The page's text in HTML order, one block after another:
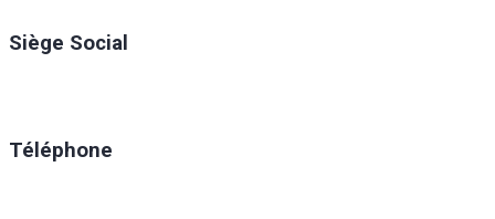
Siège Social
Téléphone